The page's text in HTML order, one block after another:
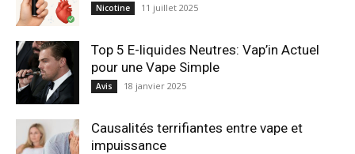
Nicotine 11 juillet 2025
Top 5 E-liquides Neutres: Vap’in Actuel
pour une Vape Simple
Avis 18 janvier 2025
Causalités terrifiantes entre vape et
impuissance